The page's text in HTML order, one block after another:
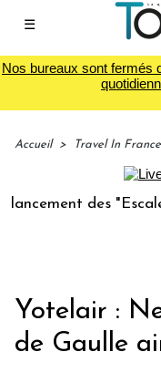
☰
Nos bureaux sont fermés
Accueil > Travel In
des "Escales
Yotelair :
de Gaulle